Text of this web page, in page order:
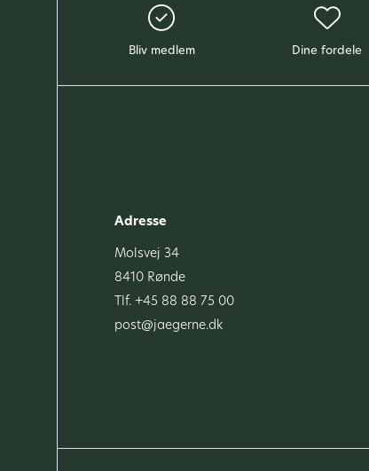
Bliv medlem Dine fordele
Adresse
Molsvej 34
8410 Rønde
Tlf. +45 88 88 75 00
post@jaegerne.dk